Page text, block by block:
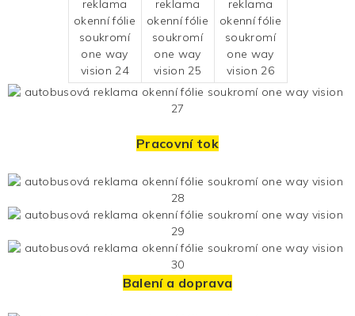
Pracovní tok
Balení a doprava